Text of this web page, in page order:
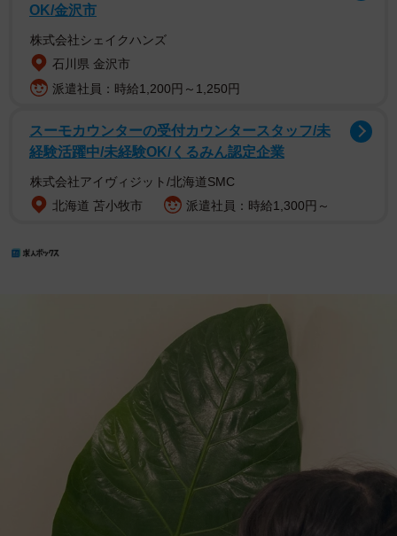
OK/金沢市
株式会社シェイクハンズ
石川県 金沢市
派遣社員：時給1,200円～1,250円
スーモカウンターの受付カウンタースタッフ/未
経験活躍中/未経験OK/くるみん認定企業
株式会社アイヴィジット/北海道SMC
北海道 苫小牧市
派遣社員：時給1,300円～